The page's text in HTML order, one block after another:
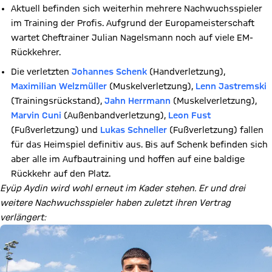
Aktuell befinden sich weiterhin mehrere Nachwuchsspieler
im Training der Profis. Aufgrund der Europameisterschaft
wartet Cheftrainer Julian Nagelsmann noch auf viele EM-
Rückkehrer.
Die verletzten Johannes Schenk (Handverletzung),
Maximilian Welzmüller (Muskelverletzung), Lenn Jastremski
(Trainingsrückstand), Jahn Herrmann (Muskelverletzung),
Marvin Cuni (Außenbandverletzung), Leon Fust
(Fußverletzung) und Lukas Schneller (Fußverletzung) fallen
für das Heimspiel definitiv aus. Bis auf Schenk befinden sich
aber alle im Aufbautraining und hoffen auf eine baldige
Rückkehr auf den Platz.
Eyüp Aydin wird wohl erneut im Kader stehen. Er und drei
weitere Nachwuchsspieler haben zuletzt ihren Vertrag
verlängert: